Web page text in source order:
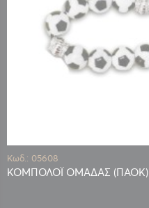
Κωδ.: 05608
ΚΟΜΠΟΛΟΪ ΟΜΑΔΑΣ (ΠΑΟΚ)